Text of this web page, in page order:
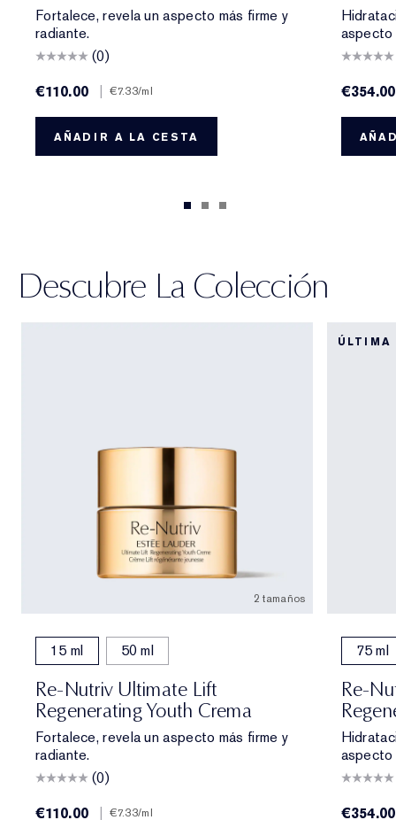
Fortalece, revela un aspecto más firme y
radiante.
(0)
€110.00
| €7.33/ml
AÑADIR A LA CESTA
aspecto
€354.00
Descubre La Colección
2 tamaños
15 ml 50 ml
Re-Nutriv Ultimate Lift
Regenerating Youth Crema
Fortalece, revela un aspecto más firme y
radiante.
(0)
€110.00
€7.33/ml
ÚLTIMA
75 ml
Re-
aspecto
€354.00